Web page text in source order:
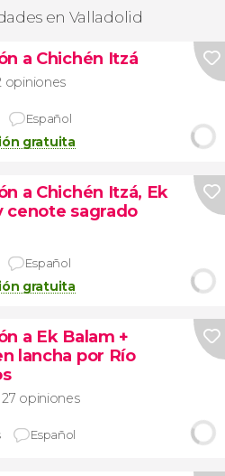
en Valladolid
a Chichén Itzá
opiniones
Español
gratuita
a Chichén Itzá, Ek
cenote sagrado
Español
gratuita
a Ek Balam +
lancha por Río
27 opiniones
Español